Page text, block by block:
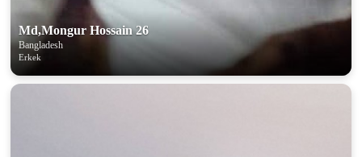
Md,Mongur Hossain 26
Bangladesh
Erkek